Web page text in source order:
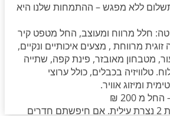
ללא מפגש – ההתמחות שלנו היא
חלל מרווח ומעוצב, החל מטפט קיר
מרווחת , מצעים איכותיים ונקיים,
מטבחון מאובזר, פינת קפה, שתייה
טלוויזיה בכבלים, כולל ערוצי
ומיזוג אוויר.
מ 200 ₪
מיקום: רחוב החרושת 2 נצרת עילית. אם חיפשתם חדרים